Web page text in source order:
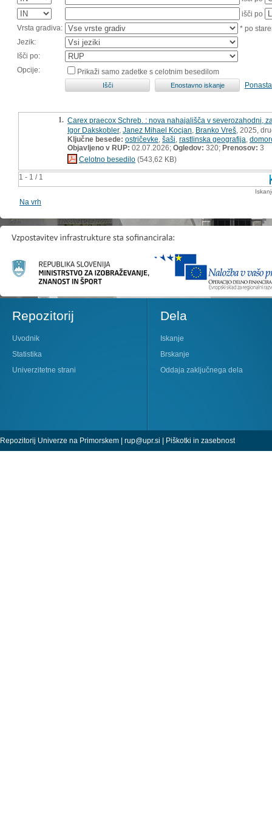
išči po
Vrsta gradiva:
* po
Jezik:
Išči po:
Opcije:
Prikaži samo zadetke s celotnim besedilom
1 - 1 / 1
1. Carex praecox Schreb. : nova nahajališča v severozahodni,
Igor Dakskobler, Janez Mihael Kocjan Branko Vreš , 2025,
Ključne besede: ostričevke šaši rastlinska geografija
Objavljeno v RUP: 02.07.2026; Ogledov: 320; Prenosov: 3
Celotno besedilo (543,62 KB)
Na vrh
Repozitorij
Uvodnik
Statistika
Univerzitetne strani
Dela
Iskanje
Brskanje
Oddaja zaključnega dela
Repozitorij Univerze na Primorskem | rup@upr.si | Piškotki in zasebnost